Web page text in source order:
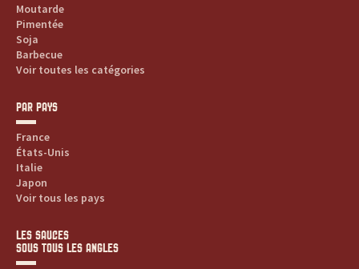
Moutarde
Pimentée
Soja
Barbecue
Voir toutes les catégories
PAR PAYS
France
États-Unis
Italie
Japon
Voir tous les pays
LES SAUCES
SOUS TOUS LES ANGLES